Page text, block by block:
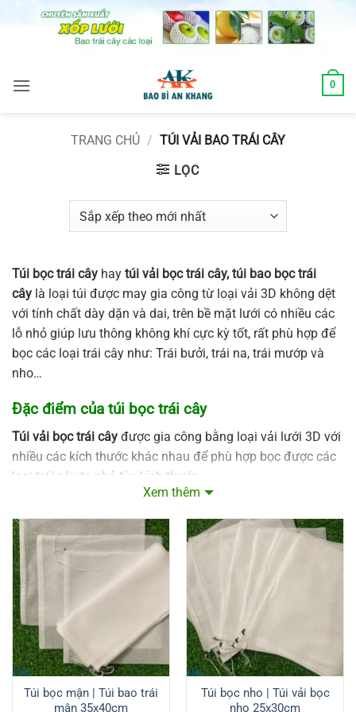
0
TRANG CHỦ / TÚI VẢI BAO TRÁI CÂY
LỌC
Túi bọc trái cây hay túi vải bọc trái cây, túi bao bọc trái
cây là loại túi được may gia công từ loại vải 3D không dệt
với tính chất dày dặn và dai, trên bề mặt lưới có nhiều các
lỗ nhỏ giúp lưu thông không khí cực kỳ tốt, rất phù hợp để
bọc các loại trái cây như: Trái bưởi, trái na, trái mướp và
nho…
Đặc điểm của túi bọc trái cây
Túi vải bọc trái cây được gia công bằng loại vải lưới 3D với
nhiều các kích thước khác nhau để phù hợp bọc được các
loại trái cây to nhỏ tùy kích thước.
trái cây khỏi sâu bệnh, côn trùng, và các yếu tố môi trường
có thể gây hại. Nó giúp trái cây trưởng phát và chín một
cách tự nhiên mà không bị tác động bởi vi khuẩn, nấm
mốc hoặc sâu bệnh.
Giảm sử dụng thuốc trừ sâu: Túi vải bọc trái cây giúp giảm
sự cần thiết sử dụng thuốc trừ sâu để kiểm soát sâu bệnh.
Bằng cách tạo ra một lớp vật liệu chắn, nó giúp ngăn chặn
sâu bệnh xâm nhập và phát triển trên trái cây, giảm nguy
cơ ô nhiễm hóa chất.
Xem thêm
Túi bọc mận | Túi bao trái
mận 35x40cm
Túi bọc nho | Túi vải bọc
nho 25x30cm